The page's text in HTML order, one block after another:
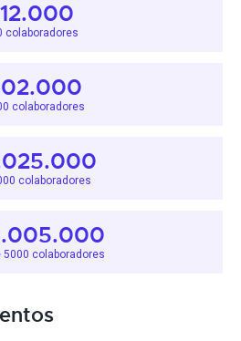
colaboradores
colaboradores
colaboradores
5000 colaboradores